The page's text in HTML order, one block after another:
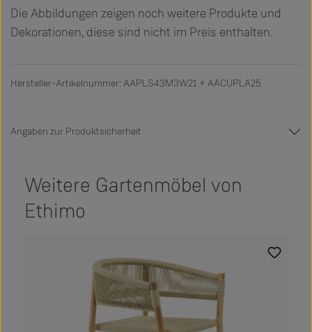
Die Abbildungen zeigen noch weitere Produkte und
Dekorationen, diese sind nicht im Preis enthalten.
Hersteller-Artikelnummer: AAPLS43M3W21 + AACUPLA25
Angaben zur Produktsicherheit
Weitere Gartenmöbel von
Ethimo